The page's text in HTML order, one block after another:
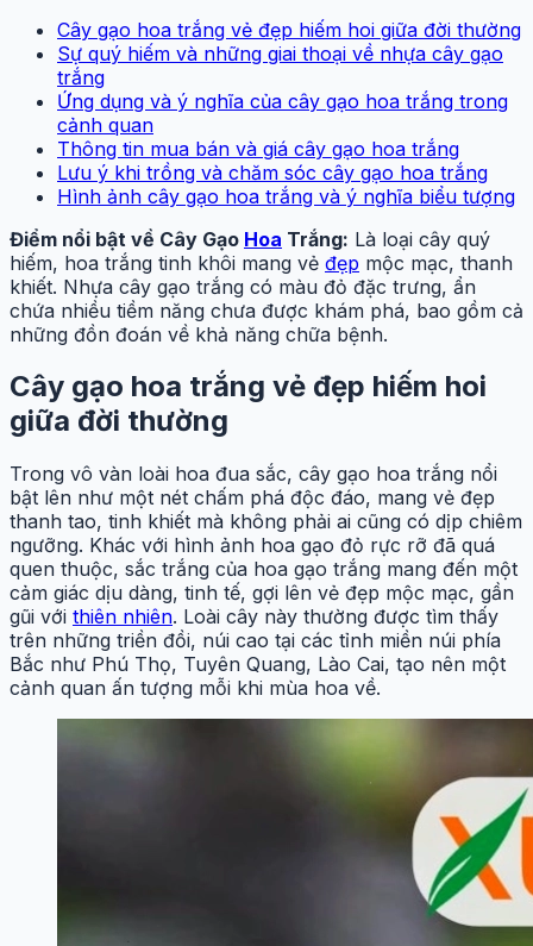
Cây gạo hoa trắng vẻ đẹp hiếm hoi giữa đời thường
Sự quý hiếm và những giai thoại về nhựa cây gạo
trắng
Ứng dụng và ý nghĩa của cây gạo hoa trắng trong
cảnh quan
Thông tin mua bán và giá cây gạo hoa trắng
Lưu ý khi trồng và chăm sóc cây gạo hoa trắng
Hình ảnh cây gạo hoa trắng và ý nghĩa biểu tượng
Điểm nổi bật về Cây Gạo Hoa Trắng: Là loại cây quý
hiếm, hoa trắng tinh khôi mang vẻ đẹp mộc mạc, thanh
khiết. Nhựa cây gạo trắng có màu đỏ đặc trưng, ẩn
chứa nhiều tiềm năng chưa được khám phá, bao gồm cả
những đồn đoán về khả năng chữa bệnh.
Cây gạo hoa trắng vẻ đẹp hiếm hoi
giữa đời thường
Trong vô vàn loài hoa đua sắc, cây gạo hoa trắng nổi
bật lên như một nét chấm phá độc đáo, mang vẻ đẹp
thanh tao, tinh khiết mà không phải ai cũng có dịp chiêm
ngưỡng. Khác với hình ảnh hoa gạo đỏ rực rỡ đã quá
quen thuộc, sắc trắng của hoa gạo trắng mang đến một
cảm giác dịu dàng, tinh tế, gợi lên vẻ đẹp mộc mạc, gần
gũi với thiên nhiên. Loài cây này thường được tìm thấy
trên những triền đồi, núi cao tại các tỉnh miền núi phía
Bắc như Phú Thọ, Tuyên Quang, Lào Cai, tạo nên một
cảnh quan ấn tượng mỗi khi mùa hoa về.